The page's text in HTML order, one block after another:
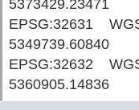
5373429.23471
EPSG:32631
5349739.60840
EPSG:32632
5360905.14836